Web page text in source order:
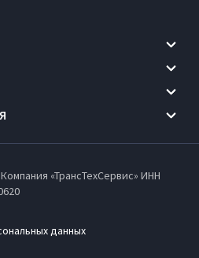
«ТрансТехСервис» ИНН
данных